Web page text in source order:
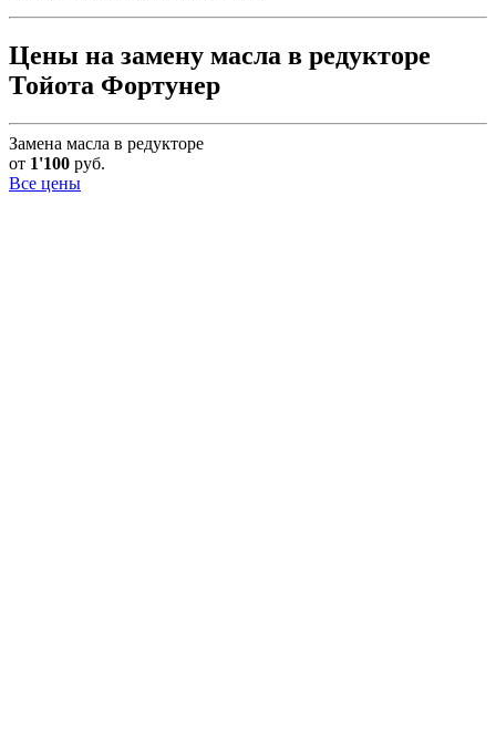
Цены на замену масла в редукторе
Тойота Фортунер
Замена масла в редукторе
от 1'100 руб.
Все цены